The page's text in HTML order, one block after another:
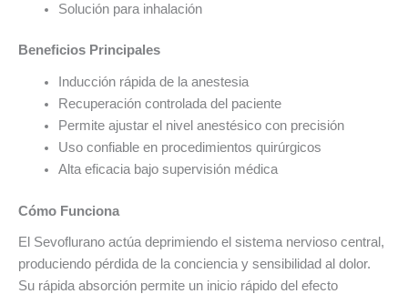
Solución para inhalación
Beneficios Principales
Inducción rápida de la anestesia
Recuperación controlada del paciente
Permite ajustar el nivel anestésico con precisión
Uso confiable en procedimientos quirúrgicos
Alta eficacia bajo supervisión médica
Cómo Funciona
El Sevoflurano actúa deprimiendo el sistema nervioso central,
produciendo pérdida de la conciencia y sensibilidad al dolor.
Su rápida absorción permite un inicio rápido del efecto